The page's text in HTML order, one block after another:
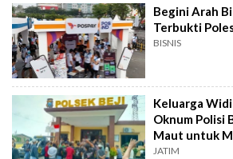
Begini Arah
Terbukti
BISNIS
Keluarga
Oknum Polisi
Maut untuk
Langsung
JATIM